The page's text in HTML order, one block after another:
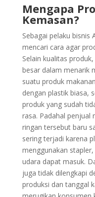
Mengapa
Kemasan?
Sebagai pelaku bisnis
mencari cara agar
Selain kualitas
besar dalam menarik
suatu produk
dengan plastik biasa,
produk yang sudah
rasa. Padahal penjual
ringan tersebut baru
sering terjadi karena
menggunakan
udara dapat masuk.
juga tidak dilengkapi
produksi dan tanggal